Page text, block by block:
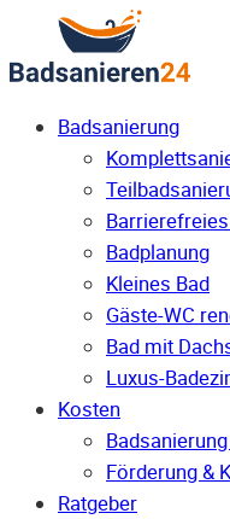
Badsanierung
Badplanung
Kleines Bad
Gäste-WC
Bad mit
Luxus-
Kosten
Förderung &
Ratgeber